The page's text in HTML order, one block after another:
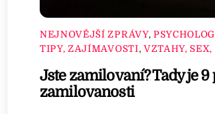
NEJNOVĚJŠÍ ZPRÁVY,
TIPY, ZAJÍMAVOSTI, VZTAHY,
Jste zamilovaní? Tady je
zamilovanosti